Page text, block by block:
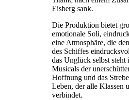
Eisberg sank.
Die Produktion bietet
emotionale Soli,
eine Atmosphäre, die
des Schiffes
das Unglück selbst
Musicals der
Hoffnung und das
Leben, der alle Klassen
verbindet.